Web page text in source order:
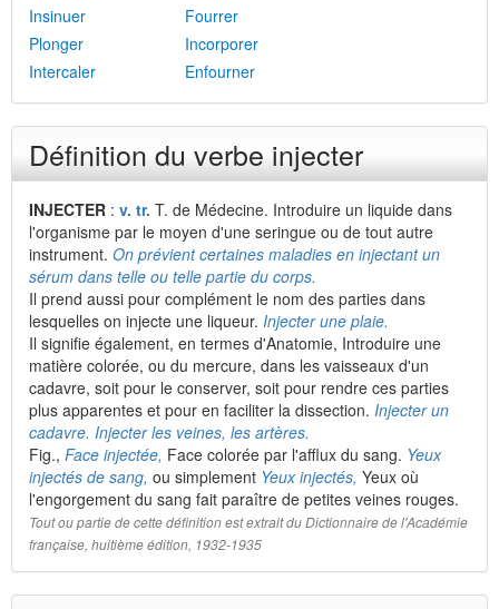
Insinuer
Fourrer
Plonger
Incorporer
Intercaler
Enfourner
Définition du verbe injecter
INJECTER : v. tr. T. de Médecine. Introduire un liquide dans
l'organisme par le moyen d'une seringue ou de tout autre
instrument. On prévient certaines maladies en injectant un
sérum dans telle ou telle partie du corps.
Il prend aussi pour complément le nom des parties dans
lesquelles on injecte une liqueur. Injecter une plaie.
Il signifie également, en termes d'Anatomie, Introduire une
matière colorée, ou du mercure, dans les vaisseaux d'un
cadavre, soit pour le conserver, soit pour rendre ces parties
plus apparentes et pour en faciliter la dissection. Injecter un
cadavre. Injecter les veines, les artères.
Fig., Face injectée, Face colorée par l'afflux du sang. Yeux
injectés de sang, ou simplement Yeux injectés, Yeux où
l'engorgement du sang fait paraître de petites veines rouges.
Tout ou partie de cette définition est extrait du Dictionnaire de l'Académie
française, huitième édition, 1932-1935